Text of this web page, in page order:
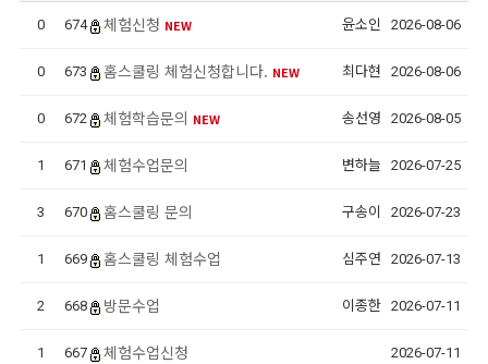
0 674 체험신청 NEW 윤소인 2026-08-06
0 673 홈스쿨링 체험신청합니다. NEW 최다현 2026-08-06
0 672 체험학습문의 NEW 송선영 2026-08-05
1 671 체험수업문의 변하늘 2026-07-25
3 670 홈스쿨링 문의 구송이 2026-07-23
1 669 홈스쿨링 체험수업 심주연 2026-07-13
2 668 방문수업 이종한 2026-07-11
1 667 체험수업신청 2026-07-11